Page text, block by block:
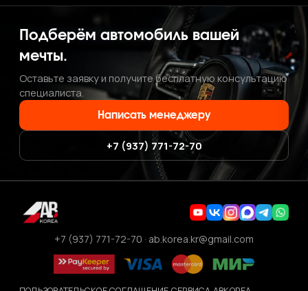
Подберём автомобиль вашей
мечты.
Оставьте заявку и получите бесплатную консультацию
специалиста.
Написать менеджеру
+7 (937) 771-72-70
+7 (937) 771-72-70 · ab.korea.kr@gmail.com